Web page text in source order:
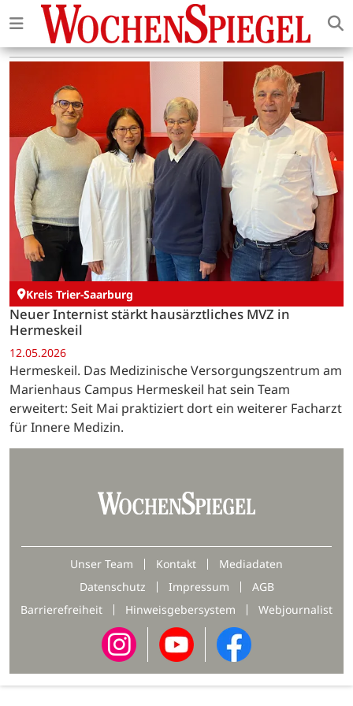
Kreis Trier-Saarburg
Neuer Internist stärkt hausärztliches MVZ in
Hermeskeil
12.05.2026
Hermeskeil. Das Medizinische Versorgungszentrum am
Marienhaus Campus Hermeskeil hat sein Team
erweitert: Seit Mai praktiziert dort ein weiterer Facharzt
für Innere Medizin.
Unser Team Kontakt
Mediadaten
Datenschutz
Impressum
AGB
Barrierefreiheit
Hinweisgebersystem Webjournalist